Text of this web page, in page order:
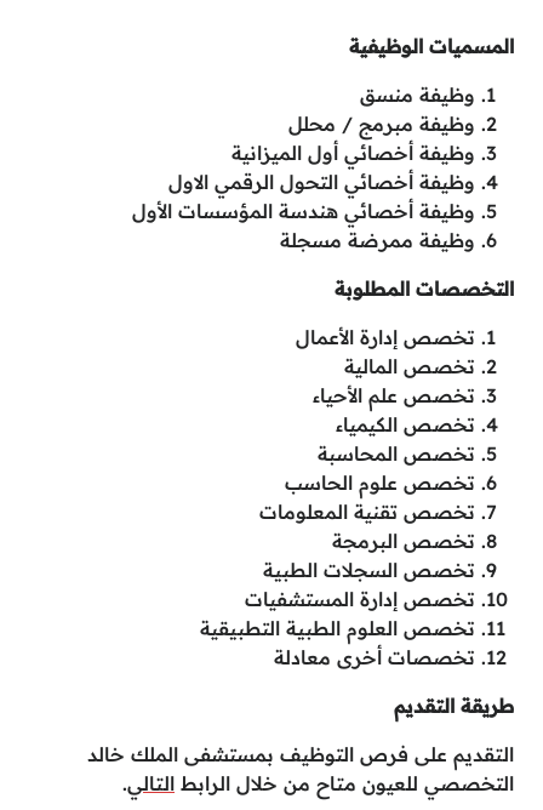
المسميات الوظيفية
وظيفة منسق
وظيفة مبرمج / محلل
وظيفة أخصائي أول الميزانية
وظيفة أخصائي التحول الرقمي الاول
وظيفة أخصائي هندسة المؤسسات الأول
وظيفة ممرضة مسجلة
التخصصات المطلوبة
تخصص إدارة الأعمال
تخصص المالية
تخصص علم الأحياء
تخصص الكيمياء
تخصص المحاسبة
تخصص علوم الحاسب
تخصص تقنية المعلومات
تخصص البرمجة
تخصص السجلات الطبية
تخصص إدارة المستشفيات
تخصص العلوم الطبية التطبيقية
تخصصات أخرى معادلة
طريقة التقديم
التقديم على فرص التوظيف بمستشفى الملك خالد
التخصصي للعيون متاح من خلال الرابط التالي.